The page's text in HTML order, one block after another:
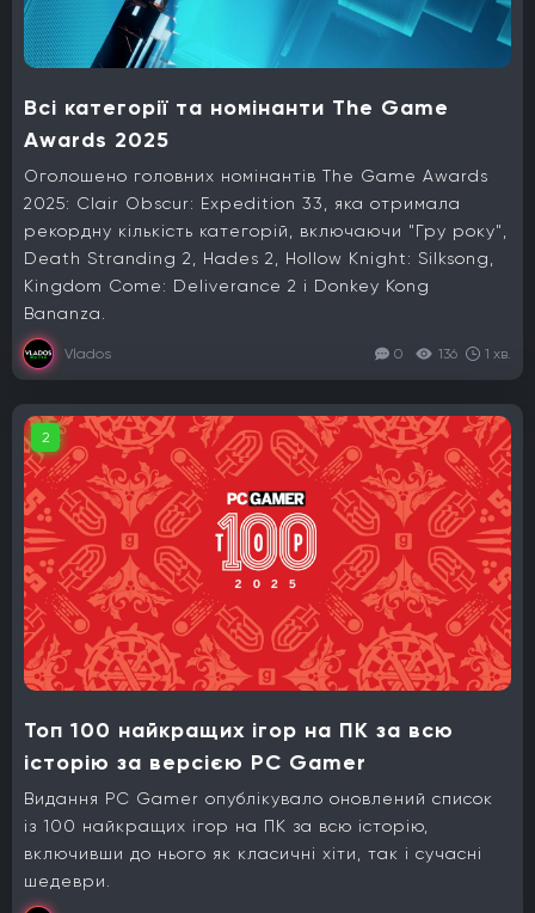
Всі категорії та номінанти The Game
Awards 2025
Оголошено головних номінантів The Game Awards
2025: Clair Obscur: Expedition 33, яка отримала
рекордну кількість категорій, включаючи "Гру року",
Death Stranding 2, Hades 2, Hollow Knight: Silksong,
Kingdom Come: Deliverance 2 і Donkey Kong
Bananza.
Vlados 0 136 1 хв.
2
Топ 100 найкращих ігор на ПК за всю
історію за версією PC Gamer
Видання PC Gamer опублікувало оновлений список
із 100 найкращих ігор на ПК за всю історію,
включивши до нього як класичні хіти, так і сучасні
шедеври.